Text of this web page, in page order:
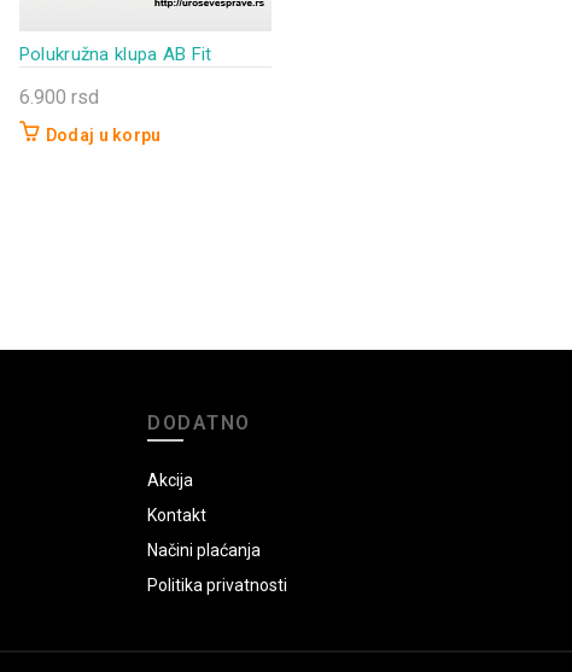
Polukružna klupa AB Fit
6.900 rsd
Dodaj u korpu
DODATNO
Akcija
Kontakt
Načini plaćanja
Politika privatnosti